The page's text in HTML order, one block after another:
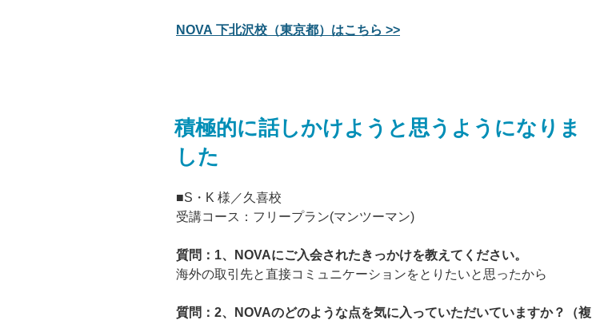
NOVA 下北沢校（東京都）はこちら >>
積極的に話しかけようと思うようになりま
した
■S・K 様／久喜校
受講コース：フリープラン(マンツーマン)
質問：1、NOVAにご入会されたきっかけを教えてください。
海外の取引先と直接コミュニケーションをとりたいと思ったから
質問：2、NOVAのどのような点を気に入っていただいていますか？（複